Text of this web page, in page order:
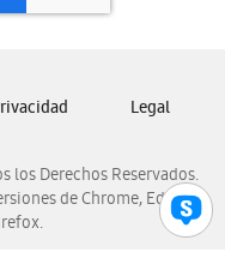
los Derechos Reservados.
de Chrome, Edge,
Legal